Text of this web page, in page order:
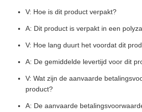
V: Hoe is dit product verpakt?
A: Dit product is verpakt in een
V: Hoe lang duurt het voordat dit
A: De gemiddelde levertijd voor dit
V: Wat zijn de aanvaarde
product?
A: De aanvaarde